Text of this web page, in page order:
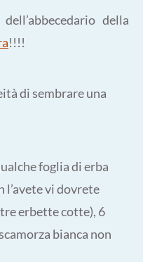
della
!!!!
di sembrare una
foglia di erba
l’avete vi dovrete
erbette cotte), 6
bianca non